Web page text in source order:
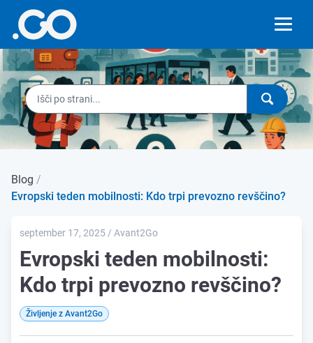
Blog /
Evropski teden mobilnosti: Kdo trpi prevozno revščino?
september 17, 2025 / Avant2Go
Evropski teden mobilnosti:
Kdo trpi prevozno revščino?
Življenje z Avant2Go